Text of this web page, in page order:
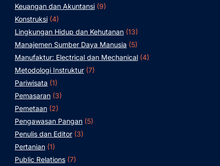
Keuangan dan Akuntansi (9)
Konstruksi (4)
Lingkungan Hidup dan Kehutanan (13)
Manajemen Sumber Daya Manusia (5)
Manufaktur: Electrical dan Mechanical (4)
Metodologi Instruktur (7)
Pariwisata (1)
Pemasaran (3)
Pemetaan (2)
Pengawasan Pangan (5)
Penulis dan Editor (3)
Pertanian (1)
Public Relations (7)